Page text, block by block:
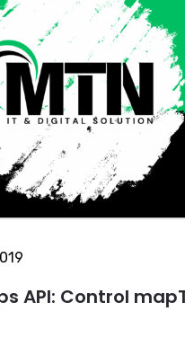
API: Control